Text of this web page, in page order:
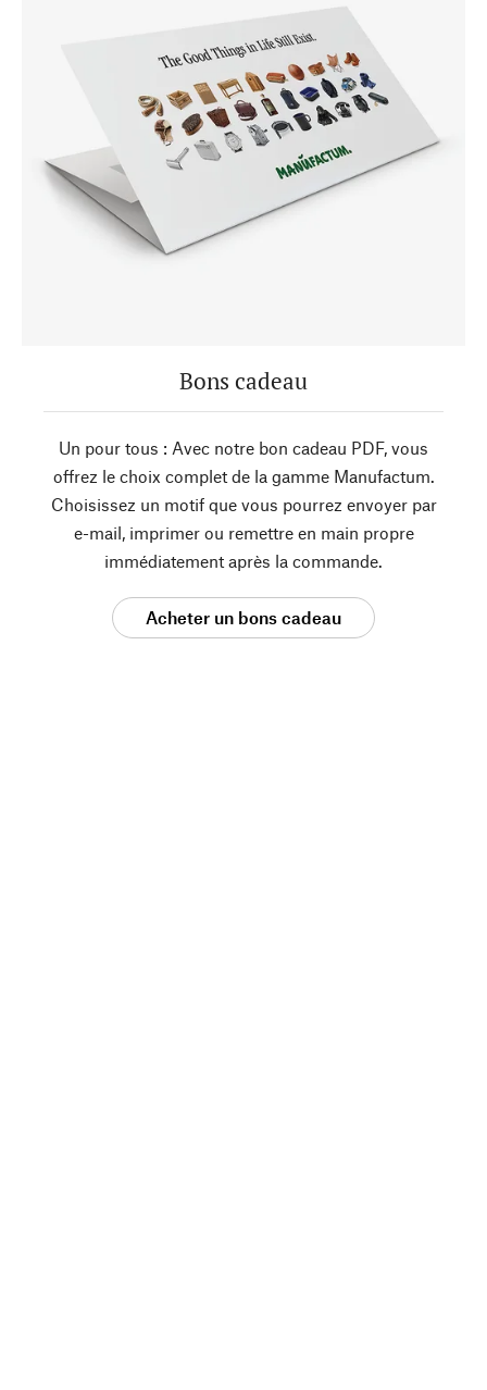
Bons cadeau
Un pour tous : Avec notre bon cadeau PDF, vous
offrez le choix complet de la gamme Manufactum.
Choisissez un motif que vous pourrez envoyer par
e-mail, imprimer ou remettre en main propre
immédiatement après la commande.
Acheter un bons cadeau